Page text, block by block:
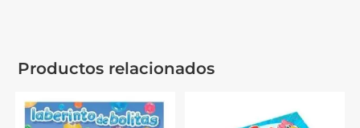
Productos relacionados